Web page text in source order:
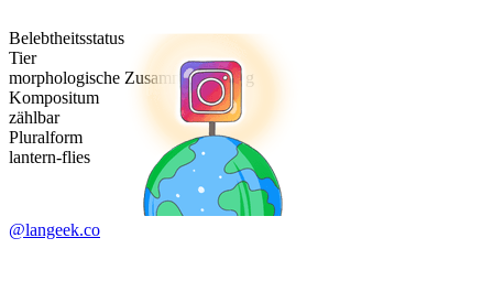
Belebtheitsstatus
Tier
morphologische Zusammensetzung
Kompositum
zählbar
Pluralform
lantern-flies
@langeek.co